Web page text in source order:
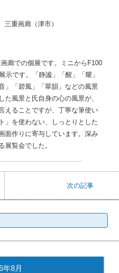
画廊（津市）
廊での個展です。ミニからF100
示です。「静謐」「醒」「耀」
」「碧風」「翠韻」などの風景
風景と氏自身の心の風景が、
えることですが、丁寧な筆使い
」を使わない、しっとりとした
面作りに寄与しています。深み
展覧会でした。
次の記事
年8月